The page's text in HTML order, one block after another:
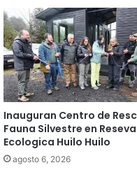
l
y
2
4
a
l
c
a
d
Inauguran Centro de
Fauna Silvestre en Reseva
Ecologica Huilo Huilo
agosto 6, 2026